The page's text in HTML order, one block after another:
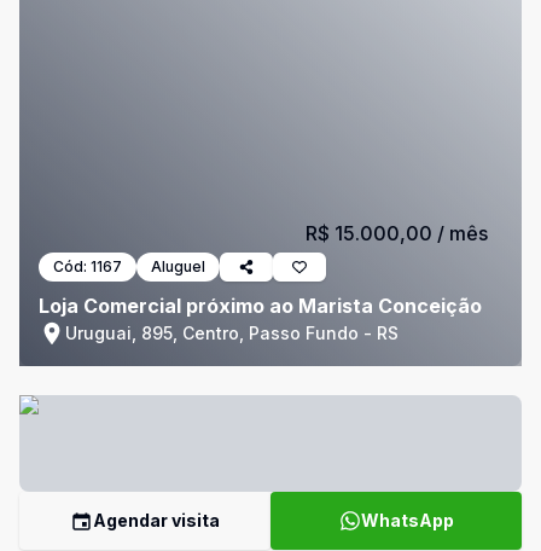
Cód: 1167 Aluguel
Loja Comercial próximo ao Marista Conceição
Uruguai, 895, Centro, Passo Fundo - RS
R$ 15.000,00 / mês
Agendar visita WhatsApp